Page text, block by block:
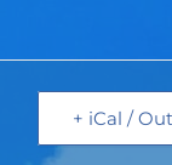
+ iCal /